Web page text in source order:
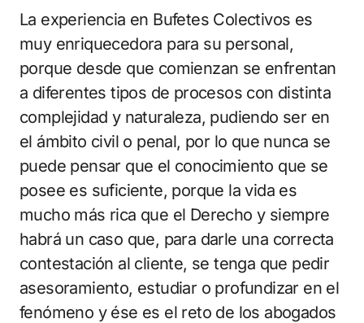
La experiencia en Bufetes Colectivos es
muy enriquecedora para su personal,
porque desde que comienzan se enfrentan
a diferentes tipos de procesos con distinta
complejidad y naturaleza, pudiendo ser en
el ámbito civil o penal, por lo que nunca se
puede pensar que el conocimiento que se
posee es suficiente, porque la vida es
mucho más rica que el Derecho y siempre
habrá un caso que, para darle una correcta
contestación al cliente, se tenga que pedir
asesoramiento, estudiar o profundizar en el
fenómeno y ése es el reto de los abogados